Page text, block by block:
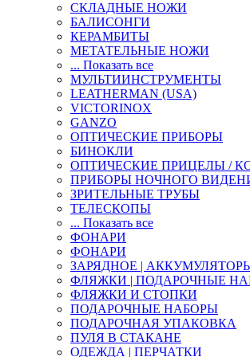
СКЛАДНЫЕ НОЖИ
БАЛИСОНГИ
КЕРАМБИТЫ
МЕТАТЕЛЬНЫЕ НОЖИ
... Показать все
МУЛЬТИИНСТРУМЕНТЫ
LEATHERMAN (USA)
VICTORINOX
GANZO
ОПТИЧЕСКИЕ ПРИБОРЫ
БИНОКЛИ
ОПТИЧЕСКИЕ ПРИЦЕЛЫ /
ПРИБОРЫ НОЧНОГО
ЗРИТЕЛЬНЫЕ ТРУБЫ
ТЕЛЕСКОПЫ
... Показать все
ФОНАРИ
ФОНАРИ
ЗАРЯДНОЕ |
ФЛЯЖКИ | ПОДАРОЧНЫЕ
ФЛЯЖКИ И СТОПКИ
ПОДАРОЧНЫЕ НАБОРЫ
ПОДАРОЧНАЯ УПАКОВКА
ПУЛЯ В СТАКАНЕ
ОДЕЖДА | ПЕРЧАТКИ